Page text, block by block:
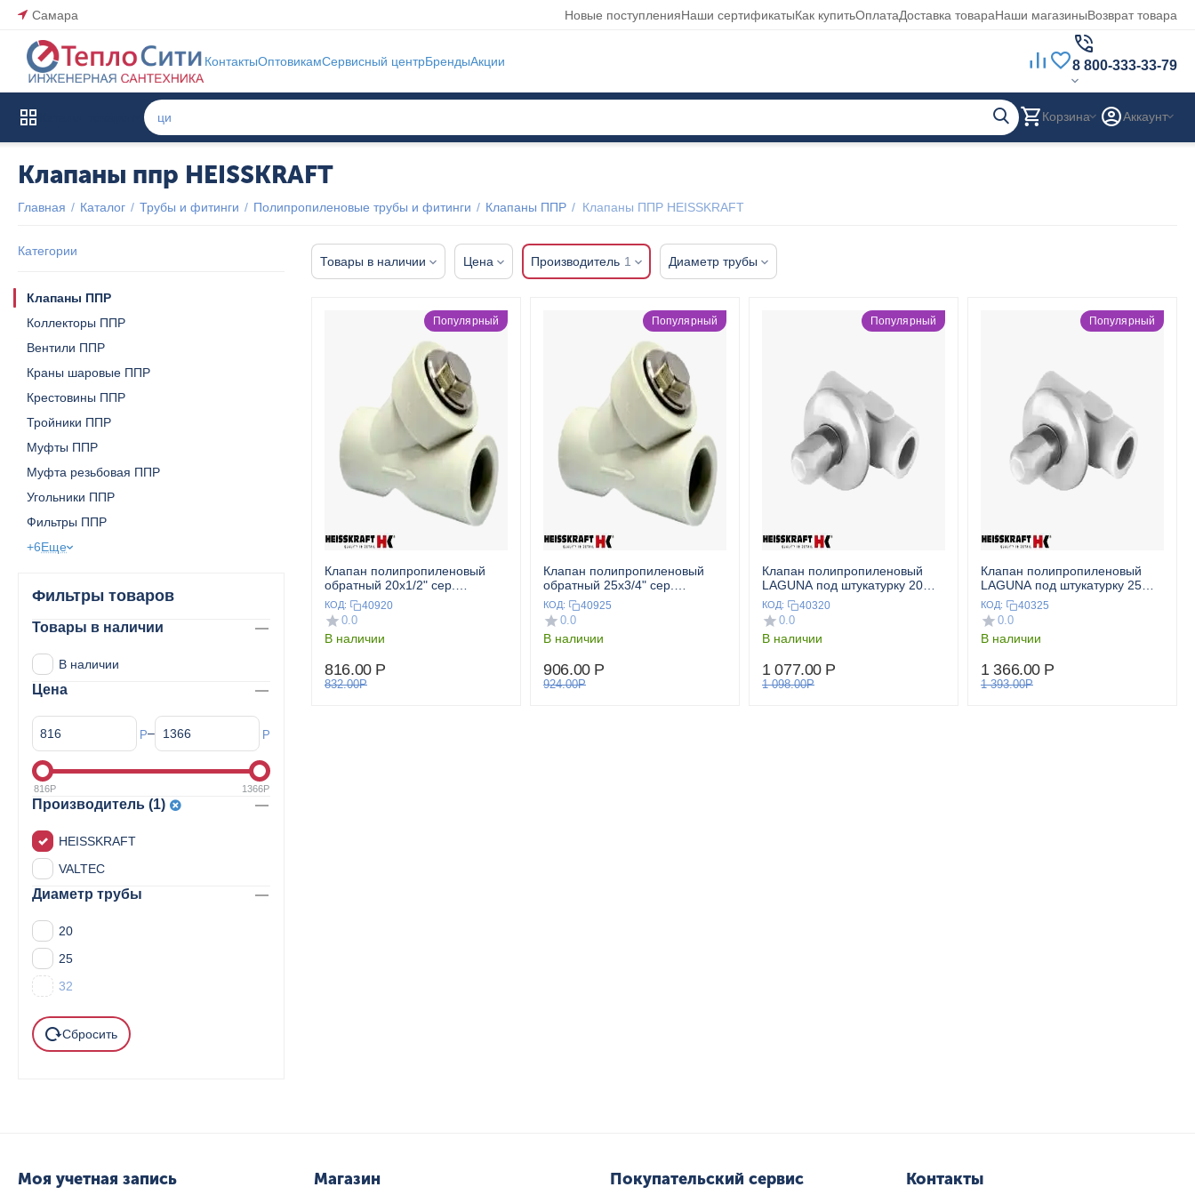
Самара Новые поступленияНаши сертификатыКак купитьОплатаДоставка товараНаши магазиныВозврат товара
КонтактыОптовикамСервисный центрБрендыАкции 8 800-333-33-79
Корзина Аккаунт
Клапаны ппр HEISSKRAFT
Главная / Каталог / Трубы и фитинги / Полипропиленовые трубы и фитинги / Клапаны ППР / Клапаны ППР HEISSKRAFT
Товары в наличии Цена Производитель 1 Диаметр трубы
Популярный
Клапан полипропиленовый
обратный 20x1/2" сер.
HEISSKRAFT
КОД: 40920
0.0
В наличии
816.00 Р
832.00Р
Популярный
Клапан полипропиленовый
обратный 25x3/4" сер.
HEISSKRAFT
КОД: 40925
0.0
В наличии
906.00 Р
924.00Р
Популярный
Клапан полипропиленовый
LAGUNA под штукатурку 20
сер. HEISSKRAFT
КОД: 40320
0.0
В наличии
1 077.00 Р
1 098.00Р
Популярный
Клапан полипропиленовый
LAGUNA под штукатурку 25
сер. HEISSKRAFT
КОД: 40325
0.0
В наличии
1 366.00 Р
1 393.00Р
Категории
Клапаны ППР
Коллекторы ППР
Вентили ППР
Краны шаровые ППР
Крестовины ППР
Тройники ППР
Муфты ППР
Муфта резьбовая ППР
Угольники ППР
Фильтры ППР
+6Еще
Фильтры товаров
Товары в наличии
В наличии
Цена
Р– Р
816Р 1366Р
Производитель (1)
HEISSKRAFT
VALTEC
Диаметр трубы
20
25
32
Сбросить
Моя учетная запись Магазин Покупательский сервис Контакты